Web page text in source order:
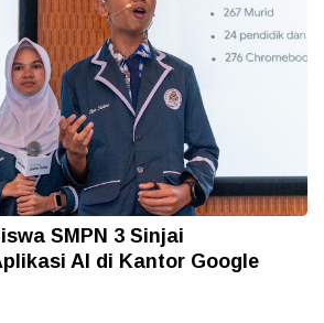
SMPN 3 Sinjai
AI di Kantor Google